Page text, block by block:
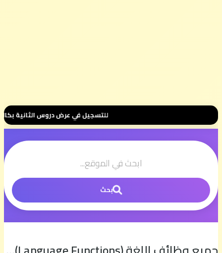
للتسجيل في عرض دروس الثانية بكالوريا 📚 بثمن رمزي 💰 500 درهم فقط للموسم الكامل ⭐ تواصل معنا عبر واتساب هنا
بحث